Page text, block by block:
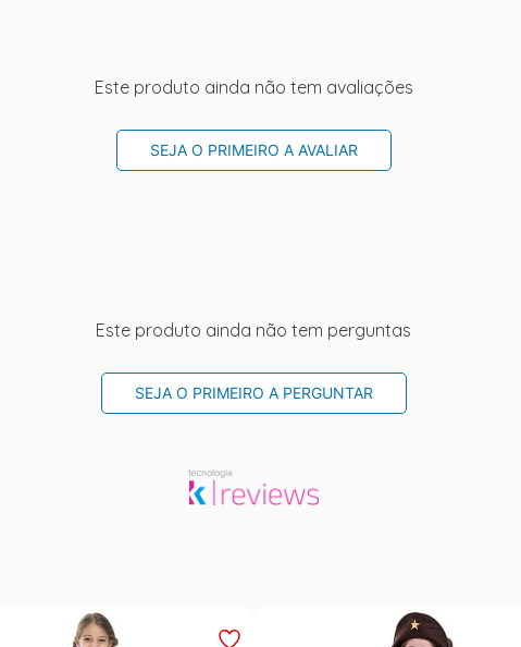
Este produto ainda não tem avaliações
SEJA O PRIMEIRO A AVALIAR
Este produto ainda não tem perguntas
SEJA O PRIMEIRO A PERGUNTAR